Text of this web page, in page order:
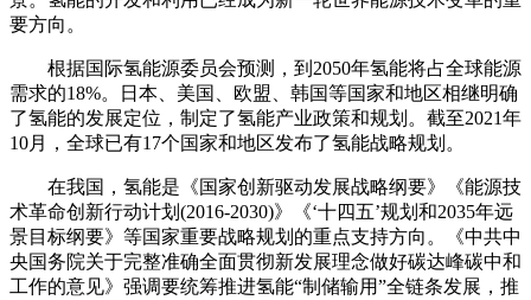
要方向。
根据国际氢能源委员会预测，到2050年氢能将占全球能源
需求的18%。日本、美国、欧盟、韩国等国家和地区相继明确
了氢能的发展定位，制定了氢能产业政策和规划。截至2021年
10月，全球已有17个国家和地区发布了氢能战略规划。
在我国，氢能是《国家创新驱动发展战略纲要》《能源技
术革命创新行动计划(2016-2030)》《‘十四五’规划和2035年远
景目标纲要》等国家重要战略规划的重点支持方向。《中共中
央国务院关于完整准确全面贯彻新发展理念做好碳达峰碳中和
工作的意见》强调要统筹推进氢能“制储输用”全链条发展，推